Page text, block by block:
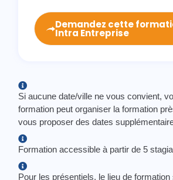
Demandez cette
Intra Entreprise
Si aucune date/ville ne vous convient,
formation peut organiser la formation
vous proposer des dates
Formation accessible à partir de 5
Pour les présentiels, le lieu de